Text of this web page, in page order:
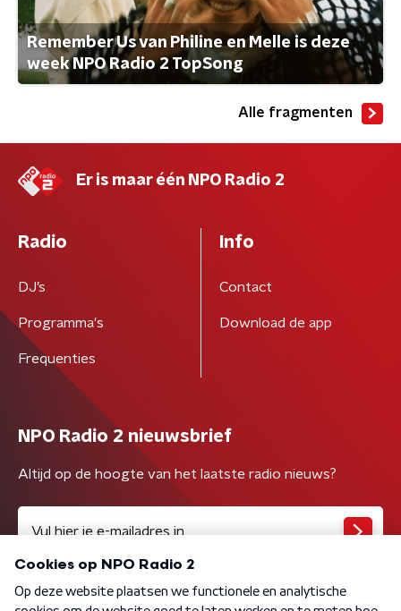
Remember Us van Philine en Melle is deze
week NPO Radio 2 TopSong
Alle fragmenten
Er is maar één NPO Radio 2
Radio
DJ’s
Programma's
Frequenties
Info
Contact
Download de app
NPO Radio 2 nieuwsbrief
Altijd op de hoogte van het laatste radio nieuws?